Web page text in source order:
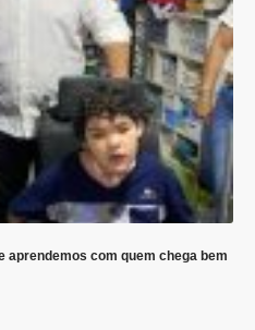
aprendemos com quem chega bem